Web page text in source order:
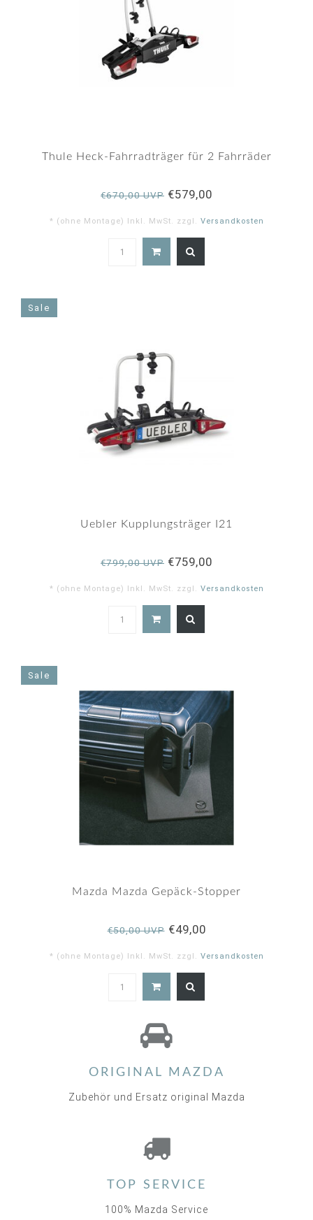
Thule Heck-Fahrradträger für 2 Fahrräder
€670,00 UVP €579,00
* (ohne Montage) Inkl. MwSt. zzgl. Versandkosten
Sale
Uebler Kupplungsträger I21
€799,00 UVP €759,00
* (ohne Montage) Inkl. MwSt. zzgl. Versandkosten
Sale
Mazda Mazda Gepäck-Stopper
€50,00 UVP€49,00
* (ohne Montage) Inkl. MwSt. zzgl. Versandkosten
ORIGINAL MAZDA
Zubehör und Ersatz original Mazda
TOP SERVICE
100% Mazda Service